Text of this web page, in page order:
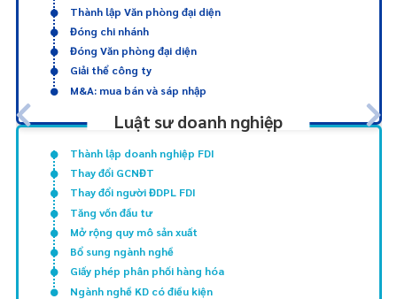
Thành lập Văn phòng đại diện
Đóng chi nhánh
Đóng Văn phòng đại diện
Giải thể công ty
M&A: mua bán và sáp nhập
Luật sư doanh nghiệp
Thành lập doanh nghiệp FDI
Thay đổi GCNĐT
Thay đổi người ĐDPL FDI
Tăng vốn đầu tư
Mở rộng quy mô sản xuất
Bổ sung ngành nghề
Giấy phép phân phối hàng hóa
Ngành nghề KD có điều kiện